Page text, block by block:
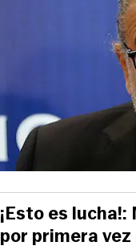
¡Esto es
por primera